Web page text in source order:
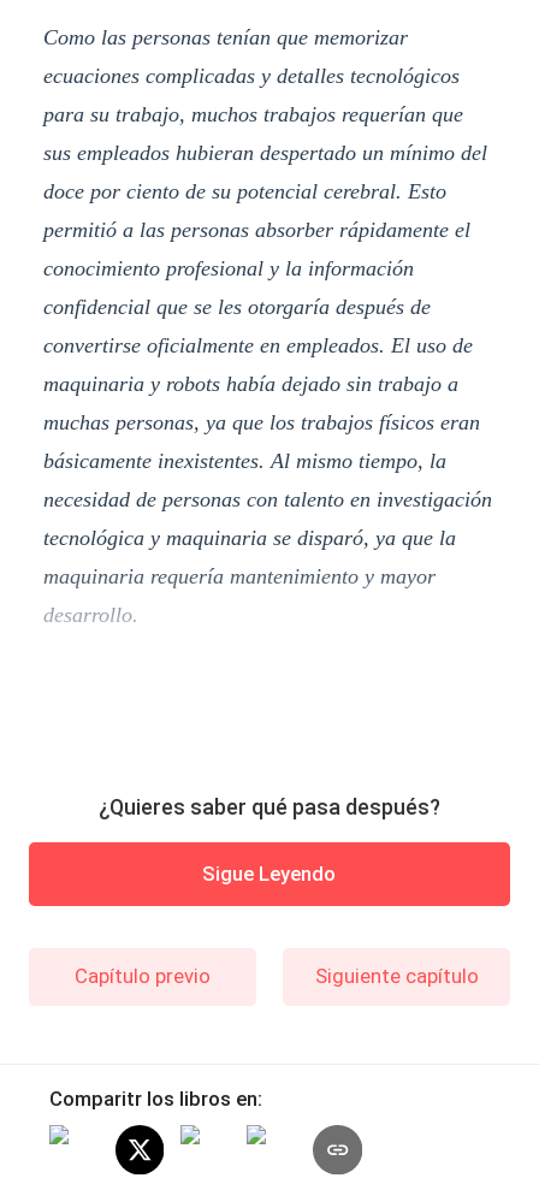
Como las personas tenían que memorizar
ecuaciones complicadas y detalles tecnológicos
para su trabajo, muchos trabajos requerían que
sus empleados hubieran despertado un mínimo del
doce por ciento de su potencial cerebral. Esto
permitió a las personas absorber rápidamente el
conocimiento profesional y la información
confidencial que se les otorgaría después de
convertirse oficialmente en empleados. El uso de
maquinaria y robots había dejado sin trabajo a
muchas personas, ya que los trabajos físicos eran
básicamente inexistentes. Al mismo tiempo, la
necesidad de personas con talento en investigación
tecnológica y maquinaria se disparó, ya que la
maquinaria requería mantenimiento y mayor
desarrollo.
¿Quieres saber qué pasa después?
Sigue Leyendo
Capítulo previo Siguiente capítulo
Comparitr los libros en: